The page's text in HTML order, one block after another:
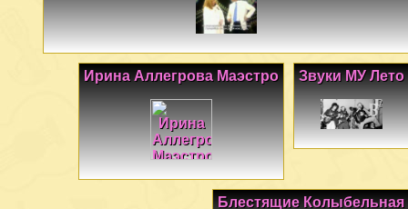
Звуки МУ Лето
Ирина Аллегрова Маэстро
Блестящие Колыбельная